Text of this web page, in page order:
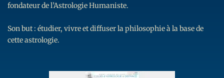
fondateur de l’Astrologie Humaniste.
Son but : étudier, vivre et diffuser la philosophie à la base de
cette astrologie.